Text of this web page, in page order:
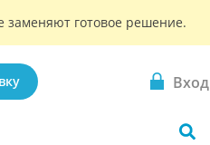
заменяют готовое решение.
Вход